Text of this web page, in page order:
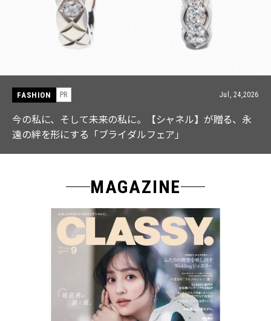
FASHION PR Jul, 15,2026
【ICB】人気インフルエンサーと共同制作! 週5で着たく
なる「名品ブラウス」２選
MAGAZINE